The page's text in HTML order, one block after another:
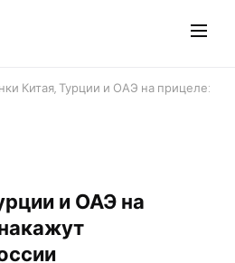
Китая, Турции и ОАЭ на прицеле:
и ОАЭ на